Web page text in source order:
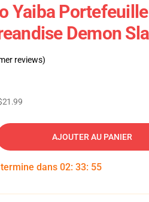
Yaiba
Demon
reviews)
AJOUTER AU PANIER
dans 02: 33: 54